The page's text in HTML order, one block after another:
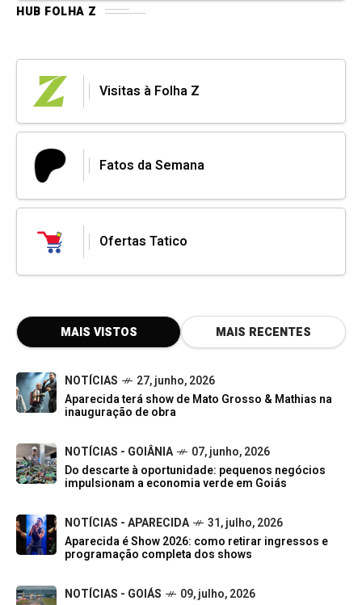
HUB FOLHA Z
Visitas à Folha Z
Fatos da Semana
Ofertas Tatico
MAIS VISTOS MAIS RECENTES
NOTÍCIAS
27, junho, 2026
Aparecida terá show de Mato Grosso & Mathias na
inauguração de obra
NOTÍCIAS - GOIÂNIA
07, junho, 2026
Do descarte à oportunidade: pequenos negócios
impulsionam a economia verde em Goiás
NOTÍCIAS - APARECIDA
31, julho, 2026
Aparecida é Show 2026: como retirar ingressos e
programação completa dos shows
NOTÍCIAS - GOIÁS
09, julho, 2026